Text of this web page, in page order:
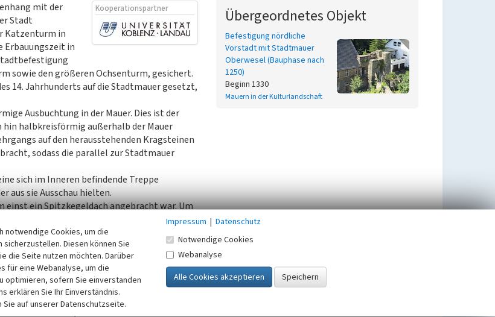
Kooperationspartner
mit der
Stadt
Katzenturm in
Erbauungszeit in
sowie den größeren Ochsenturm, gesichert.
14. Jahrhunderts auf die Stadtmauer gesetzt,
Ausbuchtung in der Mauer. Dies ist der
hin halbkreisförmig außerhalb der Mauer
auf den herausstehenden Kragsteinen
sodass die parallel zur Stadtmauer
sich im Inneren befindende Treppe
aus sie Ausschau hielten.
einst ein Spitzkegeldach angebracht war. Um
kurzem Lauf) zu schützen, wurde im obersten
Türme. So wurde auch der Katzenturm 1862
verkauft. Darüber hinaus kaufte er den
Bereich der Stadtmauer.
die bis heute genutzt werden. An
Übergeordnetes Objekt
Befestigung nördliche
Vorstadt mit Stadtmauer
Oberwesel (Bauphase nach
1250)
Beginn 1330
Mauern in der Kulturlandschaft
notwendige Cookies, um die
Diesen können Sie
die Seite nutzen möchten. Darüber
für eine Webanalyse, um die
optimieren, sofern Sie einverstanden
erklären Sie Ihr Einverständnis.
auf unserer Datenschutzseite.
Impressum | Datenschutz
Notwendige Cookies
Webanalyse